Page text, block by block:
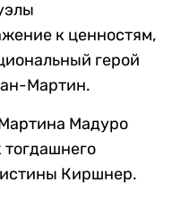
к ценностям,
герой
Мартин.
Мадуро
тогдашнего
Киршнер.